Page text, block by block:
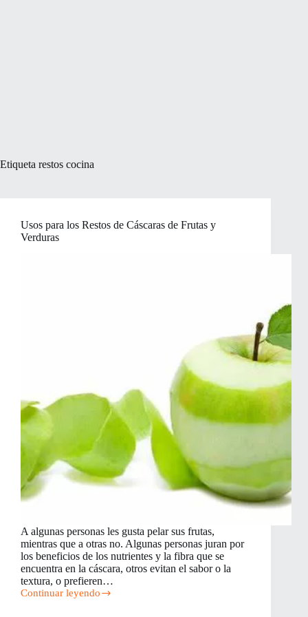
Etiqueta restos cocina
Usos para los Restos de Cáscaras de Frutas y
Verduras
A algunas personas les gusta pelar sus frutas,
mientras que a otras no. Algunas personas juran por
los beneficios de los nutrientes y la fibra que se
encuentra en la cáscara, otros evitan el sabor o la
textura, o prefieren…
Continuar leyendo
Usos